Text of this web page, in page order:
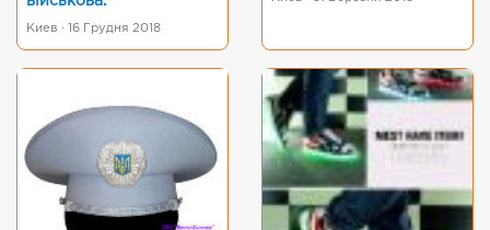
Киев · 16 Грудня 2018